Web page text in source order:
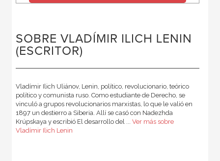
SOBRE VLADÍMIR ILICH LENIN
(ESCRITOR)
Vladímir Ilich Uliánov, Lenin, político, revolucionario, teórico
político y comunista ruso. Como estudiante de Derecho, se
vinculó a grupos revolucionarios marxistas, lo que le valió en
1897 un destierro a Siberia. Allí se casó con Nadezhda
Krúpskaya y escribió El desarrollo del ... Ver más sobre
Vladímir Ilich Lenin